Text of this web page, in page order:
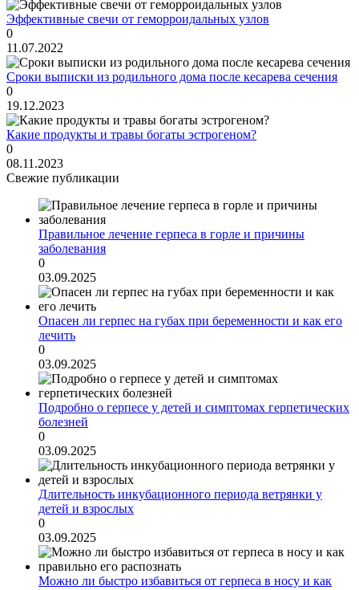
Эффективные свечи от геморроидальных узлов
0
11.07.2022
Сроки выписки из родильного дома после кесарева сечения
0
19.12.2023
Какие продукты и травы богаты эстрогеном?
0
08.11.2023
Свежие публикации
Правильное лечение герпеса в горле и причины
заболевания
0
03.09.2025
Опасен ли герпес на губах при беременности и как его
лечить
0
03.09.2025
Подробно о герпесе у детей и симптомах герпетических
болезней
0
03.09.2025
Длительность инкубационного периода ветрянки у
детей и взрослых
0
03.09.2025
Можно ли быстро избавиться от герпеса в носу и как